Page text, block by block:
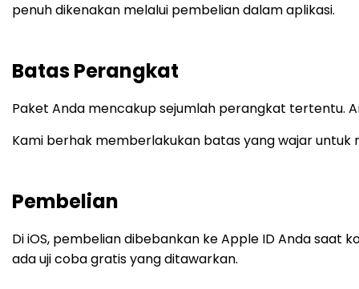
penuh dikenakan melalui pembelian dalam aplikasi.
Batas Perangkat
Paket Anda mencakup sejumlah perangkat tertentu.
Kami berhak memberlakukan batas yang wajar untuk
Pembelian
Di iOS, pembelian dibebankan ke Apple ID Anda saat
ada uji coba gratis yang ditawarkan.